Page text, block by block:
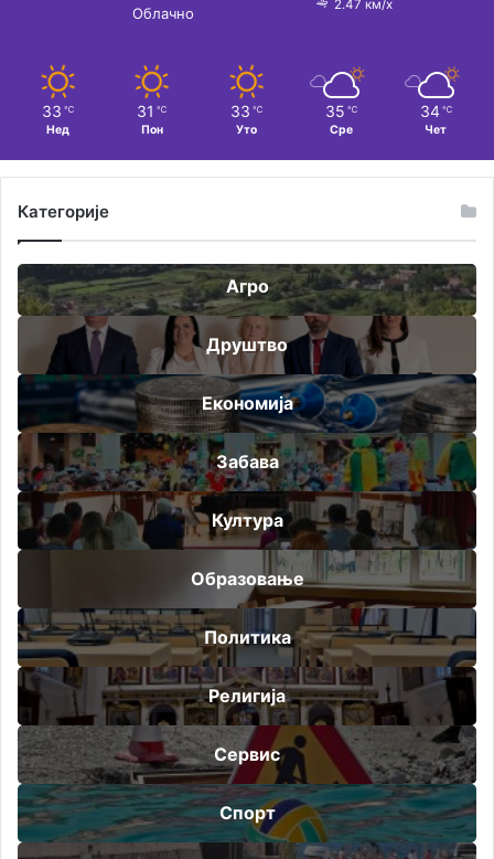
Облачно
2.47 км/х
33 ℃
Нед
31 ℃
Пон
33 ℃
Уто
35 ℃
Сре
34 ℃
Чет
Категорије
Агро
Друштво
Економија
Забава
Култура
Образовање
Политика
Религија
Сервис
Спорт